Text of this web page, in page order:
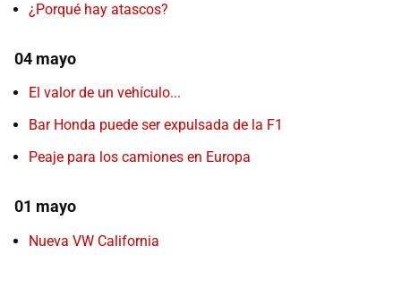
¿Porqué hay atascos?
04 mayo
El valor de un vehículo...
Bar Honda puede ser expulsada de la F1
Peaje para los camiones en Europa
01 mayo
Nueva VW California